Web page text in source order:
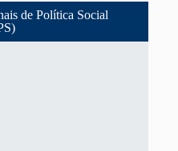
de Política Social